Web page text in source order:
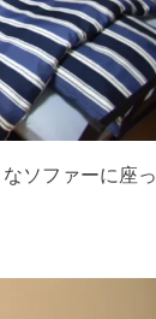
ソファーに座っ